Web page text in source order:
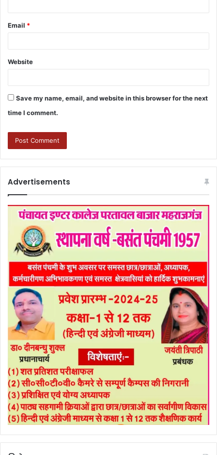
Email *
Website
Save my name, email, and website in this browser for the next
time I comment.
Advertisements